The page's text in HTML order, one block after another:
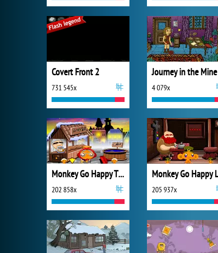
Covert Front 2
731 545x
Journey in the Mine
4 079x
Monkey Go Happy Thanksgiving
202 858x 205 937x